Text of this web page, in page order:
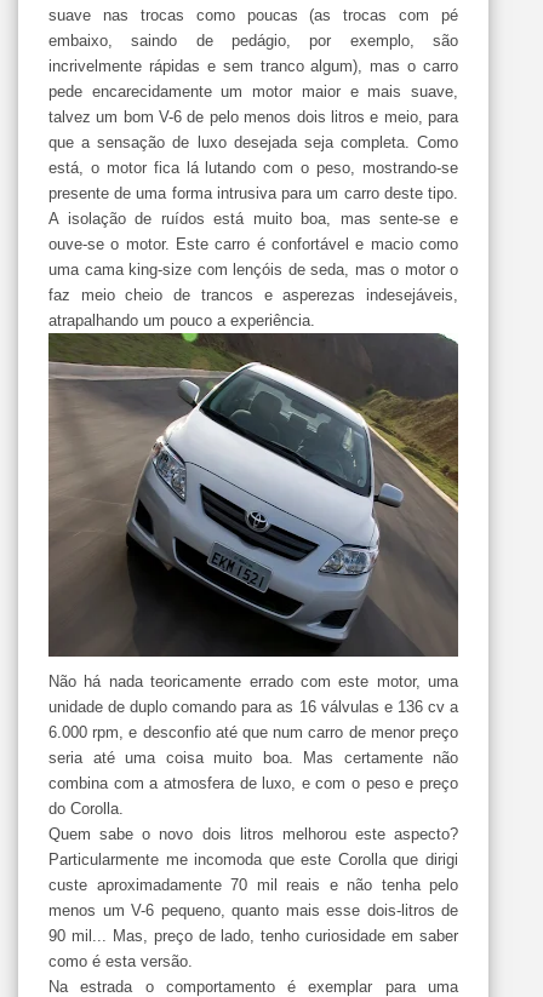
suave nas trocas como poucas (as trocas com pé
embaixo, saindo de pedágio, por exemplo, são
incrivelmente rápidas e sem tranco algum), mas o carro
pede encarecidamente um motor maior e mais suave,
talvez um bom V-6 de pelo menos dois litros e meio, para
que a sensação de luxo desejada seja completa. Como
está, o motor fica lá lutando com o peso, mostrando-se
presente de uma forma intrusiva para um carro deste tipo.
A isolação de ruídos está muito boa, mas sente-se e
ouve-se o motor. Este carro é confortável e macio como
uma cama king-size com lençóis de seda, mas o motor o
faz meio cheio de trancos e asperezas indesejáveis,
atrapalhando um pouco a experiência.
Não há nada teoricamente errado com este motor, uma
unidade de duplo comando para as 16 válvulas e 136 cv a
6.000 rpm, e desconfio até que num carro de menor preço
seria até uma coisa muito boa. Mas certamente não
combina com a atmosfera de luxo, e com o peso e preço
do Corolla.
Quem sabe o novo dois litros melhorou este aspecto?
Particularmente me incomoda que este Corolla que dirigi
custe aproximadamente 70 mil reais e não tenha pelo
menos um V-6 pequeno, quanto mais esse dois-litros de
90 mil... Mas, preço de lado, tenho curiosidade em saber
como é esta versão.
Na estrada o comportamento é exemplar para uma